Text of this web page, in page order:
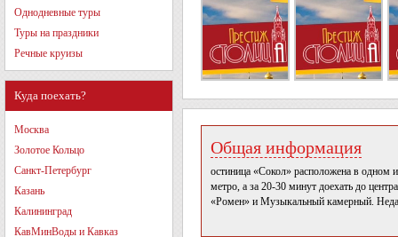
Однодневные туры
Туры на праздники
Речные круизы
Куда поехать?
Москва
Золотое Кольцо
Санкт-Петербург
Казань
Калининград
КавМинВоды и Кавказ
Общая информация
остиница «Сокол» расположена в одном
метро, а за 20-30 минут доехать до
«Ромен» и Музыкальный камерный.